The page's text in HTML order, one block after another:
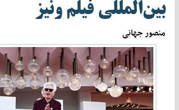
بین‌المللی فیلم ونیز
منصور جهانی